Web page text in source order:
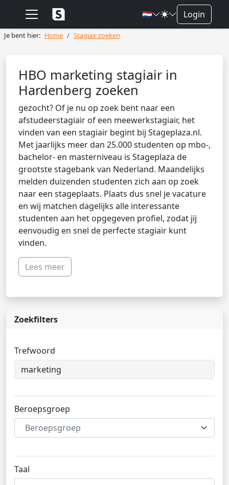
🇳🇱 Login
Je bent hier: Home Stagiair zoeken
HBO marketing stagiair in
Hardenberg zoeken
gezocht? Of je nu op zoek bent naar een
afstudeerstagiair of een meewerkstagiair, het
vinden van een stagiair begint bij Stageplaza.nl.
Met jaarlijks meer dan 25.000 studenten op mbo-,
bachelor- en masterniveau is Stageplaza de
grootste stagebank van Nederland. Maandelijks
melden duizenden studenten zich aan op zoek
naar een stageplaats. Plaats dus snel je vacature
en wij matchen dagelijks alle interessante
studenten aan het opgegeven profiel, zodat jij
eenvoudig en snel de perfecte stagiair kunt
vinden.
Lees meer
Zoekfilters
Trefwoord
Beroepsgroep
Beroepsgroep
Taal